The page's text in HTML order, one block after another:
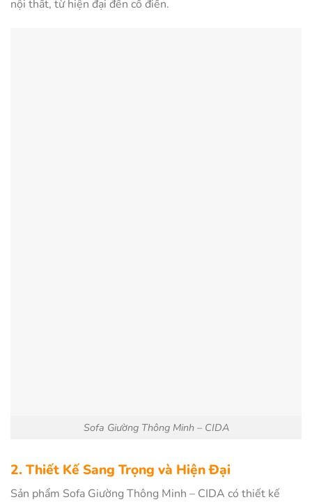
nội thất, từ hiện đại đến cổ điển.
Sofa Giường Thông Minh – CIDA
2. Thiết Kế Sang Trọng và Hiện Đại
Sản phẩm Sofa Giường Thông Minh – CIDA có thiết kế